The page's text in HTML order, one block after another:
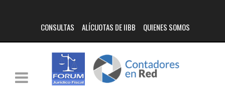
CONSULTAS ALÍCUOTAS DE IIBB QUIENES SOMOS